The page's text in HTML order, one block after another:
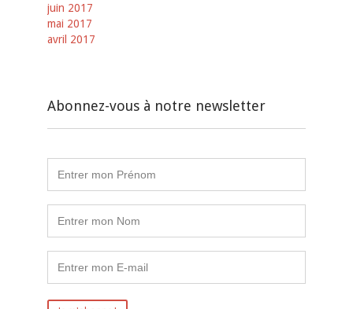
juin 2017
mai 2017
avril 2017
Abonnez-vous à notre newsletter